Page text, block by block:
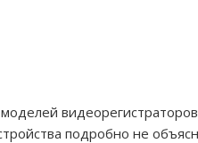
подробно не